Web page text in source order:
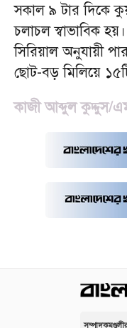
সকাল ৯ টার দিকে
চলাচল স্বাভাবিক
সিরিয়াল অনুযায়ী
ছোট-বড় মিলিয়ে
কাজী আব্দুল কুদ্দুস/